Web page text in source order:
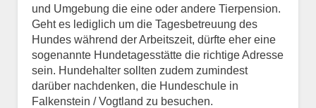
und Umgebung die eine oder andere Tierpension.
Geht es lediglich um die Tagesbetreuung des
Hundes während der Arbeitszeit, dürfte eher eine
sogenannte Hundetagesstätte die richtige Adresse
sein. Hundehalter sollten zudem zumindest
darüber nachdenken, die Hundeschule in
Falkenstein / Vogtland zu besuchen.